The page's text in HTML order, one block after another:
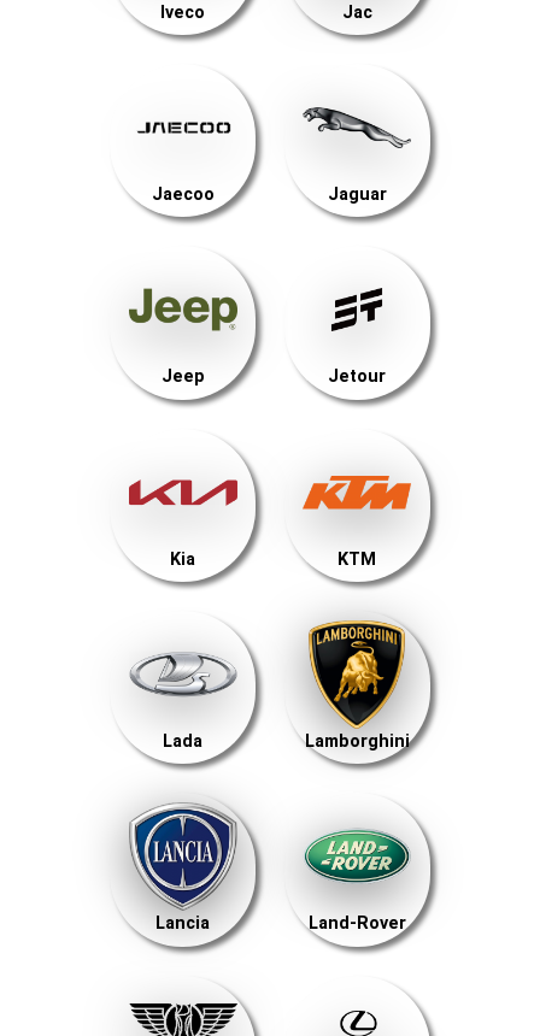
Iveco Jac
Jaecoo Jaguar
Jeep Jetour
Kia KTM
Lada Lamborghini
Lancia Land-Rover